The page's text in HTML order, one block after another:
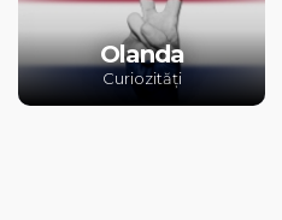
Olanda
Curiozități